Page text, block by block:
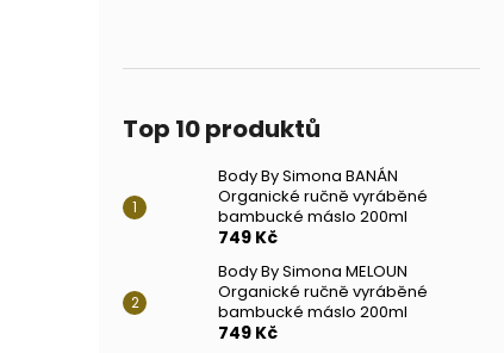
Top 10 produktů
Body By Simona BANÁN
Organické ručně vyráběné
bambucké máslo 200ml
749 Kč
Body By Simona MELOUN
Organické ručně vyráběné
bambucké máslo 200ml
749 Kč